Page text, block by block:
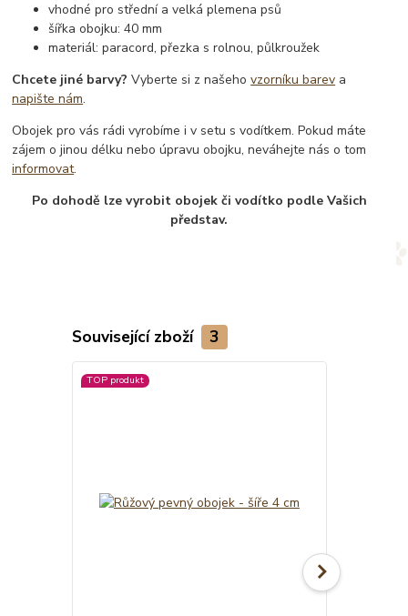
vhodné pro střední a velká plemena psů
šířka obojku: 40 mm
materiál: paracord, přezka s rolnou, půlkroužek
Chcete jiné barvy? Vyberte si z našehovzorníku barev a
napište nám.
Obojek pro vás rádi vyrobíme i v setu s vodítkem. Pokud máte
zájem o jinou délku nebo úpravu obojku, neváhejte nás o tom
informovat.
Po dohodě lze vyrobit obojek či vodítko podle Vašich
představ.
Související zboží 3
TOP produkt